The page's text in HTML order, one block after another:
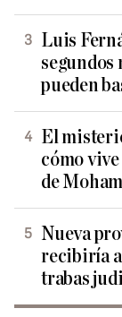
Luis
pueden
El
cómo
de
Nueva
recibiría a
trabas